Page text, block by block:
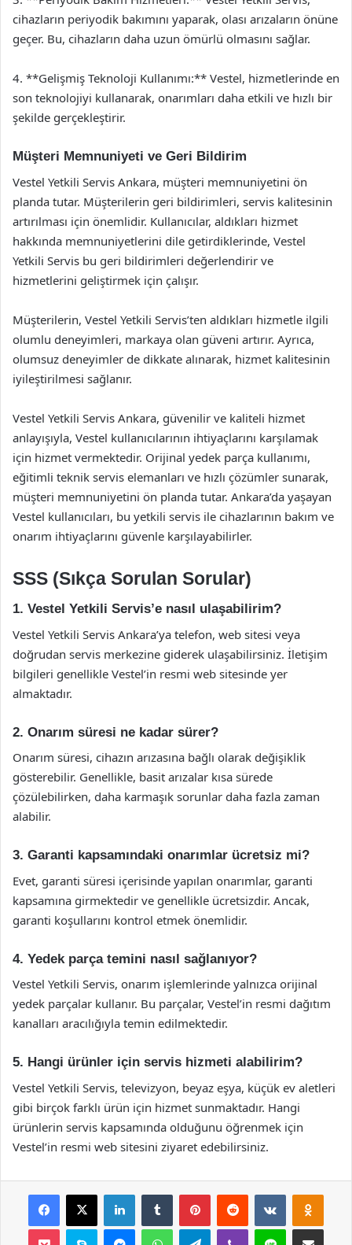
cihazların periyodik bakımını yaparak, olası arızaların önüne
geçer. Bu, cihazların daha uzun ömürlü olmasını sağlar.
4. **Gelişmiş Teknoloji Kullanımı:** Vestel, hizmetlerinde en
son teknolojiyi kullanarak, onarımları daha etkili ve hızlı bir
şekilde gerçekleştirir.
Müşteri Memnuniyeti ve Geri Bildirim
Vestel Yetkili Servis Ankara, müşteri memnuniyetini ön
planda tutar. Müşterilerin geri bildirimleri, servis kalitesinin
artırılması için önemlidir. Kullanıcılar, aldıkları hizmet
hakkında memnuniyetlerini dile getirdiklerinde, Vestel
Yetkili Servis bu geri bildirimleri değerlendirir ve
hizmetlerini geliştirmek için çalışır.
Müşterilerin, Vestel Yetkili Servis’ten aldıkları hizmetle ilgili
olumlu deneyimleri, markaya olan güveni artırır. Ayrıca,
olumsuz deneyimler de dikkate alınarak, hizmet kalitesinin
iyileştirilmesi sağlanır.
Vestel Yetkili Servis Ankara, güvenilir ve kaliteli hizmet
anlayışıyla, Vestel kullanıcılarının ihtiyaçlarını karşılamak
için hizmet vermektedir. Orijinal yedek parça kullanımı,
eğitimli teknik servis elemanları ve hızlı çözümler sunarak,
müşteri memnuniyetini ön planda tutar. Ankara’da yaşayan
Vestel kullanıcıları, bu yetkili servis ile cihazlarının bakım ve
onarım ihtiyaçlarını güvenle karşılayabilirler.
SSS (Sıkça Sorulan Sorular)
1. Vestel Yetkili Servis’e nasıl ulaşabilirim?
Vestel Yetkili Servis Ankara’ya telefon, web sitesi veya
doğrudan servis merkezine giderek ulaşabilirsiniz. İletişim
bilgileri genellikle Vestel’in resmi web sitesinde yer
almaktadır.
2. Onarım süresi ne kadar sürer?
Onarım süresi, cihazın arızasına bağlı olarak değişiklik
gösterebilir. Genellikle, basit arızalar kısa sürede
çözülebilirken, daha karmaşık sorunlar daha fazla zaman
alabilir.
3. Garanti kapsamındaki onarımlar ücretsiz mi?
Evet, garanti süresi içerisinde yapılan onarımlar, garanti
kapsamına girmektedir ve genellikle ücretsizdir. Ancak,
garanti koşullarını kontrol etmek önemlidir.
4. Yedek parça temini nasıl sağlanıyor?
Vestel Yetkili Servis, onarım işlemlerinde yalnızca orijinal
yedek parçalar kullanır. Bu parçalar, Vestel’in resmi dağıtım
kanalları aracılığıyla temin edilmektedir.
5. Hangi ürünler için servis hizmeti alabilirim?
Vestel Yetkili Servis, televizyon, beyaz eşya, küçük ev aletleri
gibi birçok farklı ürün için hizmet sunmaktadır. Hangi
ürünlerin servis kapsamında olduğunu öğrenmek için
Vestel’in resmi web sitesini ziyaret edebilirsiniz.
Facebook
X LinkedInTumblr PinterestReddit VKontakte
Pocket Skype MessengerWhatsAppTelegramViber Line E-Posta ile